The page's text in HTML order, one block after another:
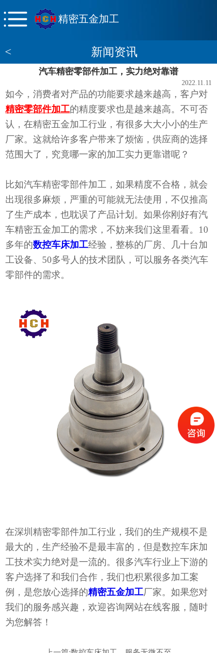
精密五金加工
< 新闻资讯
汽车精密零部件加工，实力绝对靠谱
2022.11.11
如今，消费者对产品的功能要求越来越高，客户对
精密零部件加工的精度要求也是越来越高。不可否
认，在精密五金加工行业，有很多大大小小的生产
厂家。这就给许多客户带来了烦恼，供应商的选择
范围大了，究竟哪一家的加工实力更靠谱呢？
比如汽车精密零部件加工 ，如果精度不合格，就会
出现很多麻烦，严重的可能就无法使用，不仅推高
了生产成本，也耽误了产品计划。如果你刚好有汽
车精密五金加工的需求，不妨来我们这里看看。 10
多年的数控车床加工经验，整栋的厂房、几十台加
工设备、50多号人的技术团队，可以服务各类汽车
零部件的需求。
在深圳精密零部件加工行业 ，我们的生产规模不是
最大的 ，生产经验不是最丰富的 ，但是数控车床加
工技术实力绝对是一流的。很多汽车行业上下游的
客户选择了和我们合作，我们也积累很多加工案
例， 是您放心选择的精密五金加工厂家。如果您对
我们的服务感兴趣，欢迎咨询网站在线客服 ，随时
为您解答！